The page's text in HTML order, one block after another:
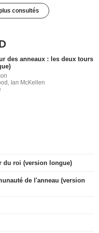
consultés
des anneaux : les deux tours
Ian McKellen
du roi (version longue)
de l'anneau (version